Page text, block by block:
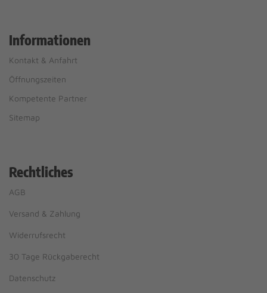
Informationen
Kontakt & Anfahrt
Öffnungszeiten
Kompetente Partner
Sitemap
Rechtliches
AGB
Versand & Zahlung
Widerrufsrecht
30 Tage Rückgaberecht
Datenschutz